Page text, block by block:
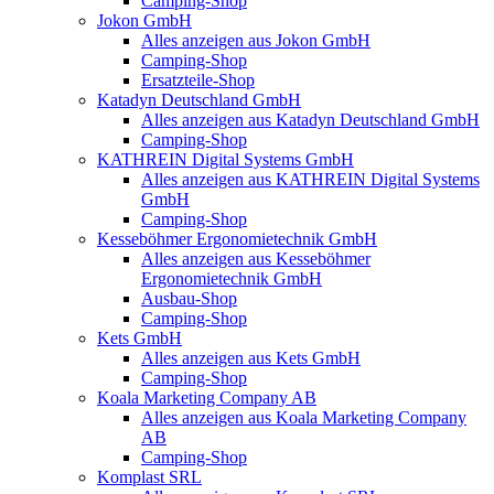
Jokon GmbH
Alles anzeigen aus Jokon GmbH
Camping-Shop
Ersatzteile-Shop
Katadyn Deutschland GmbH
Alles anzeigen aus Katadyn Deutschland GmbH
Camping-Shop
KATHREIN Digital Systems GmbH
Alles anzeigen aus KATHREIN Digital Systems
GmbH
Camping-Shop
Kesseböhmer Ergonomietechnik GmbH
Alles anzeigen aus Kesseböhmer
Ergonomietechnik GmbH
Ausbau-Shop
Camping-Shop
Kets GmbH
Alles anzeigen aus Kets GmbH
Camping-Shop
Koala Marketing Company AB
Alles anzeigen aus Koala Marketing Company
AB
Camping-Shop
Komplast SRL